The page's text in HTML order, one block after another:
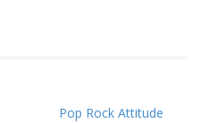
Pop Rock Attitude